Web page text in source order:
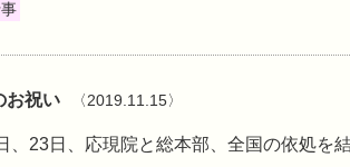
お祝い 〈2019.11.15〉
、23日、応現院と総本部、全国の依処を